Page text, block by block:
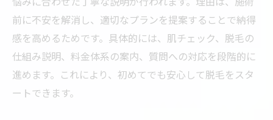
前に不安を解消し、適切なプランを提案することで納得
感を高めるためです。具体的には、肌チェック、脱毛の
仕組み説明、料金体系の案内、質問への対応を段階的に
進めます。これにより、初めてでも安心して脱毛をスタ
ートできます。